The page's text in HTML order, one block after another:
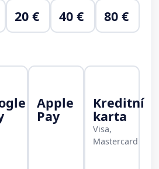
20 € 40 € 80 €
Apple
Pay
Kreditní
karta
Visa,
Mastercard